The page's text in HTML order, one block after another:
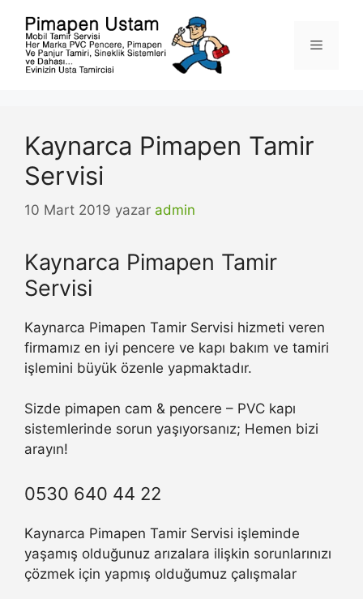
Menü
Kaynarca Pimapen Tamir
Servisi
10 Mart 2019 yazar admin
Kaynarca Pimapen Tamir
Servisi
Kaynarca Pimapen Tamir Servisi hizmeti veren
firmamız en iyi pencere ve kapı bakım ve tamiri
işlemini büyük özenle yapmaktadır.
Sizde pimapen cam & pencere – PVC kapı
sistemlerinde sorun yaşıyorsanız; Hemen bizi
arayın!
0530 640 44 22
Kaynarca Pimapen Tamir Servisi işleminde
yaşamış olduğunuz arızalara ilişkin sorunlarınızı
çözmek için yapmış olduğumuz çalışmalar